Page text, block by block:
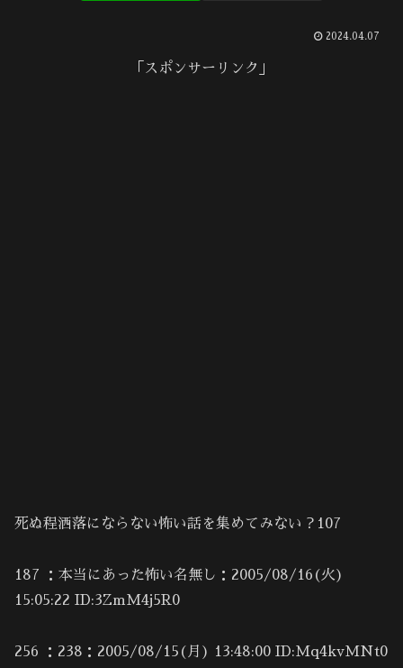
2024.04.07
「スポンサーリンク」
死ぬ程洒落にならない怖い話を集めてみない？107
187 ：本当にあった怖い名無し：2005/08/16(火)
15:05:22 ID:3ZmM4j5R0
256 ：238：2005/08/15(月) 13:48:00 ID:Mq4kvMNt0